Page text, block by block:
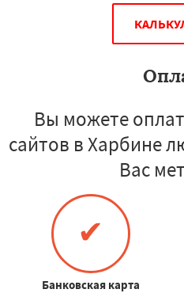
Вы можете
сайтов в Харбине
Вас
✔
Банковская карта